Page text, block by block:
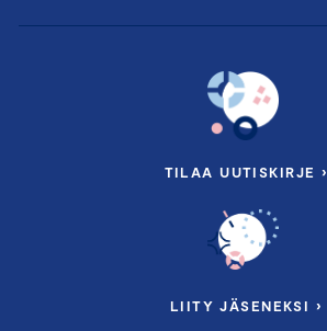
TILAA UUTISKIRJE ›
LIITY JÄSENEKSI ›